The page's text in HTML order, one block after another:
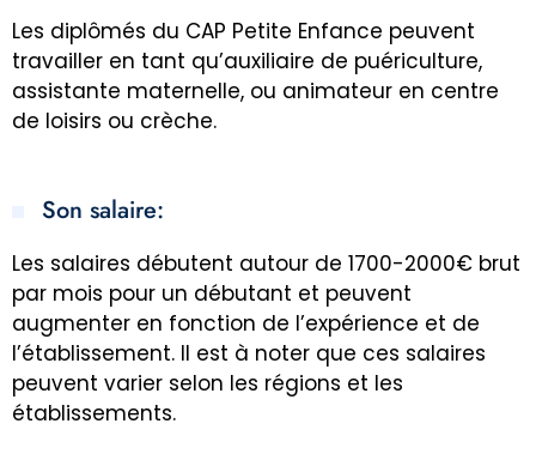
Les diplômés du CAP Petite Enfance peuvent
travailler en tant qu’auxiliaire de puériculture,
assistante maternelle, ou animateur en centre
de loisirs ou crèche.
Son salaire:
Les salaires débutent autour de 1700-2000€ brut
par mois pour un débutant et peuvent
augmenter en fonction de l’expérience et de
l’établissement. Il est à noter que ces salaires
peuvent varier selon les régions et les
établissements.